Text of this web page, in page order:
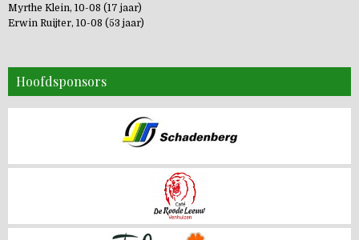
Myrthe Klein, 10-08 (17 jaar)
Erwin Ruijter, 10-08 (53 jaar)
Hoofdsponsors